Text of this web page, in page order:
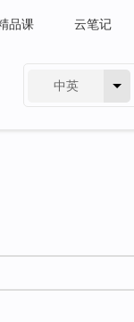
品课 云笔记
中英